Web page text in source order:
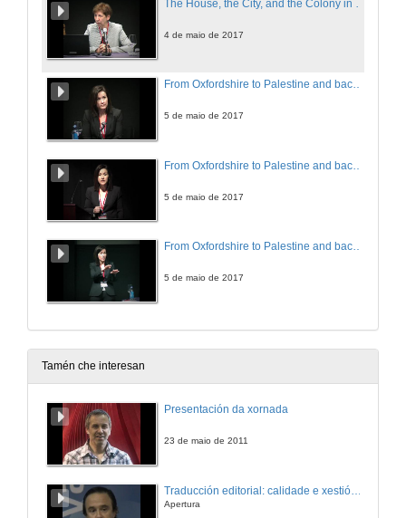
4 de maio de 2017
From Oxfordshire to Palestine and back: The global imaginings and local geographies of Elizabeth Cary, Lady Falkland. Presentación
5 de maio de 2017
5 de maio de 2017
From Oxfordshire to Palestine and back: The global imaginings and local geographies of Elizabeth Cary, Lady Falkland. Turno de preguntas
5 de maio de 2017
Tamén che interesan
Presentación da xornada
23 de maio de 2011
Apertura